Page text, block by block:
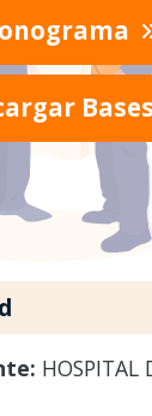
Bases
HOSPITAL